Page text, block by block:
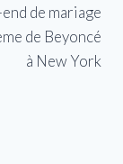
de mariage
de Beyoncé
à New York